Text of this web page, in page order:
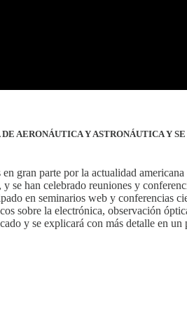
Y ASTRONÁUTICA Y
gran parte por la actualidad
se han celebrado reuniones y
en seminarios web y conferencias
sobre la electrónica, observación
y se explicará con más detalle en